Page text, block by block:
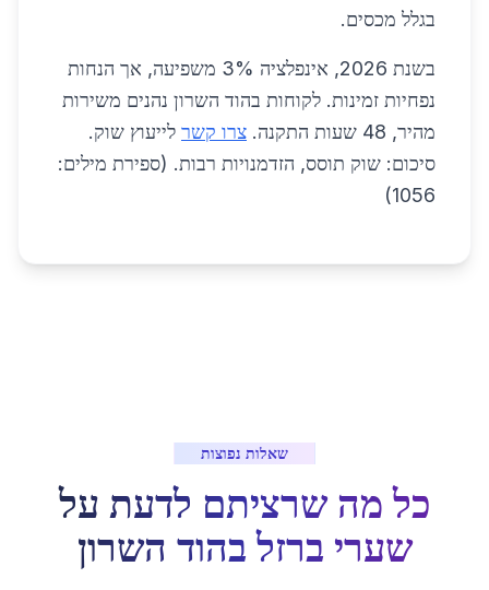
בגלל מכסים.
בשנת 2026, אינפלציה 3% משפיעה, אך הנחות
נפחיות זמינות. לקוחות בהוד השרון נהנים משירות
מהיר, 48 שעות התקנה.
צרו קשר לייעוץ שוק.
סיכום: שוק תוסס, הזדמנויות רבות. (ספירת מילים:
1056)
שאלות נפוצות
כל מה שרציתם לדעת על
שערי ברזלבהוד השרון